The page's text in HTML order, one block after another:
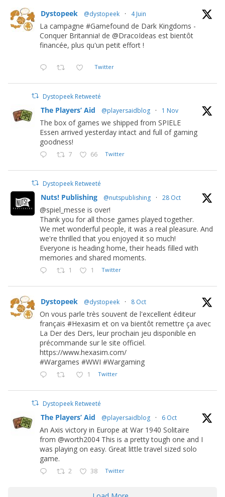
Dystopeek @dystopeek · 4 Juin
La campagne #Gamefound de Dark Kingdoms -
Conquer Britannia! de @DracoIdeas est bientôt
financée, plus qu'un petit effort !
Twitter
Dystopeek Retweeté
The Players’ Aid @playersaidblog · 1 Nov
The box of games we shipped from SPIELE
Essen arrived yesterday intact and full of gaming
goodness!
7 66 Twitter
Dystopeek Retweeté
Nuts! Publishing @nutspublishing · 28 Oct
@spiel_messe is over!
Thank you for all those games played together.
We met wonderful people, it was a real pleasure. And
we're thrilled that you enjoyed it so much!
Everyone is heading home, their heads filled with
memories and shared moments.
1 1 Twitter
Dystopeek @dystopeek · 8 Oct
On vous parle très souvent de l'excellent éditeur
français #Hexasim et on va bientôt remettre ça avec
La Der des Ders, leur prochain jeu disponible en
précommande sur le site officiel.
https://www.hexasim.com/
#Wargames #WWI #Wargaming
1 Twitter
Dystopeek Retweeté
The Players’ Aid @playersaidblog · 6 Oct
An Axis victory in Europe at War 1940 Solitaire
from @worth2004 This is a pretty tough one and I
was playing on easy. Great little travel sized solo
game.
2 38 Twitter